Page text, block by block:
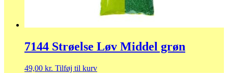
7144 Strøelse Løv Middel grøn
49,00 kr. Tilføj til kurv